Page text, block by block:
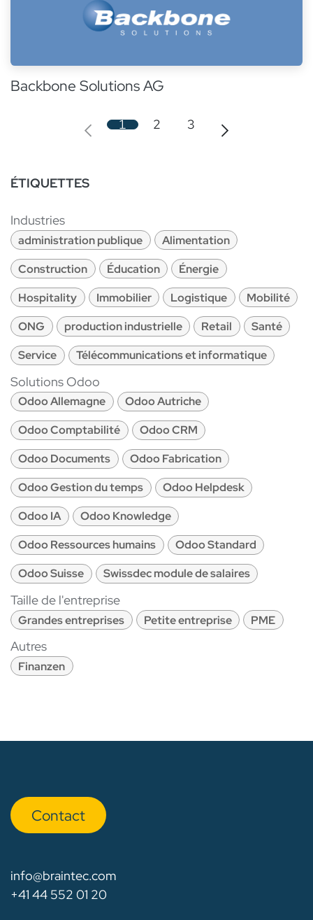
Backbone Solutions AG
1 2 3
ÉTIQUETTES
Industries
administration publique
Alimentation
Construction
Éducation
Énergie
Hospitality
Immobilier Logistique
Mobilité
ONG
production industrielle Retail
Santé
Service
Télécommunications et informatique
Solutions Odoo
Odoo Allemagne
Odoo Autriche
Odoo Comptabilité
Odoo CRM
Odoo Documents
Odoo Fabrication
Odoo Gestion du temps
Odoo Helpdesk
Odoo IA
Odoo Knowledge
Odoo Ressources humains
Odoo Standard
Odoo Suisse
Swissdec module de salaires
Taille de l'entreprise
Grandes entreprises Petite entreprise PME
Autres
Finanzen
Con​​​​tact
info@braintec.com
+41 44 552 01 20